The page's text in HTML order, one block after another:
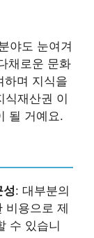
야도 눈여겨
채로운 문화
하며 지식을
식재산권 이
될 거예요.
성: 대부분의
비용으로 제
수 있습니